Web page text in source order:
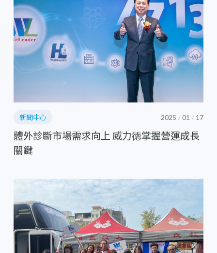
新聞中心 2025 / 01 / 17
體外診斷市場需求向上 威力徳掌握營運成長
關鍵